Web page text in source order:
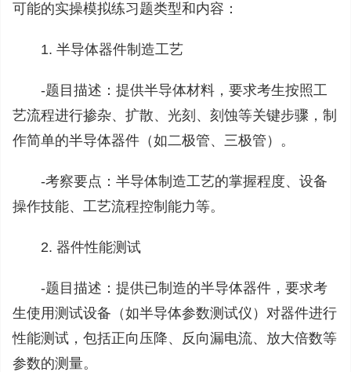
可能的实操模拟练习题类型和内容：‌
1. 半导体器件制造工艺
-‌题目描述‌：‌提供半导体材料，‌要求考生按照工
艺流程进行掺杂、‌扩散、‌光刻、‌刻蚀等关键步骤，‌制
作简单的半导体器件（‌如二极管、‌三极管）‌。‌
-‌考察要点‌：‌半导体制造工艺的掌握程度、‌设备
操作技能、‌工艺流程控制能力等。‌
2. 器件性能测试
-‌题目描述‌：‌提供已制造的半导体器件，‌要求考
生使用测试设备（‌如半导体参数测试仪）‌对器件进行
性能测试，‌包括正向压降、‌反向漏电流、‌放大倍数等
参数的测量。‌